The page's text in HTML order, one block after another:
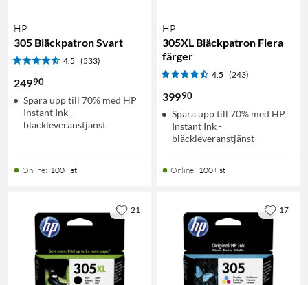
HP
305 Bläckpatron Svart
4.5 (533)
24990
Spara upp till 70% med HP
Instant Ink -
bläckleveranstjänst
Online: 100+ st
HP
305XL Bläckpatron Flera
färger
4.5 (243)
39990
Spara upp till 70% med HP
Instant Ink -
bläckleveranstjänst
Online: 100+ st
21 17